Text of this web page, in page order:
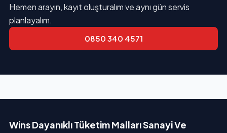
Hemen arayın, kayıt oluşturalım ve aynı gün servis
planlayalım.
0850 340 4571
Wins Dayanıklı Tüketim Malları Sanayi Ve